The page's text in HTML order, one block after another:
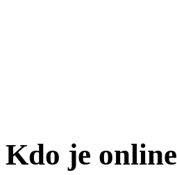
Kdo je online